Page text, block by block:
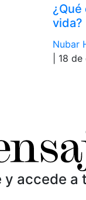
¿Qué
vida?
Nubar
| 18
accede